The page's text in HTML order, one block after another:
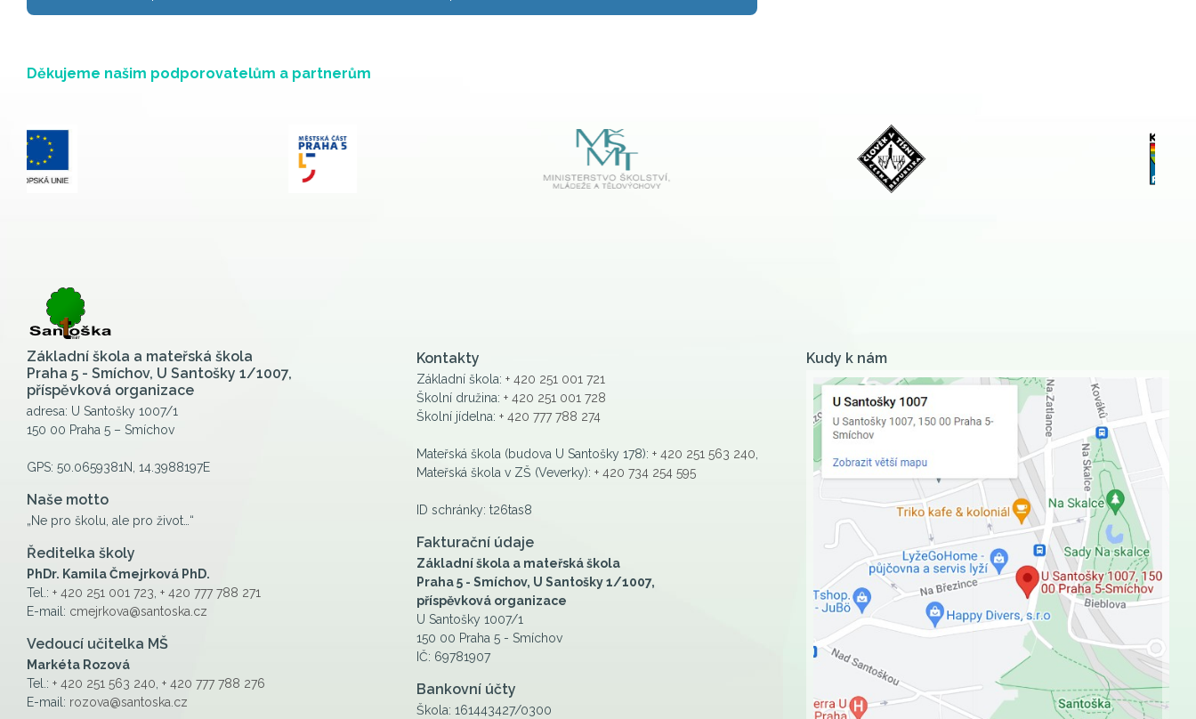
Děkujeme našim podporovatelům a partnerům
Základní škola a mateřská škola
Praha 5 - Smíchov, U Santošky 1/1007,
příspěvková organizace
adresa: U Santošky 1007/1
150 00 Praha 5 – Smíchov
GPS: 50.0659381N, 14.3988197E
Naše motto
„Ne pro školu, ale pro život…“
Ředitelka školy
PhDr. Kamila Čmejrková PhD.
Tel.: + 420 251 001 723 + 420 777 788 271
E-mail: cmejrkova@santoska.cz
Vedoucí učitelka MŠ
Markéta Rozová
Tel.: + 420 251 563 240 + 420 777 788 276
E-mail: rozova@santoska.cz
Kontakty
Základní škola: + 420 251 001 721
Školní družina: + 420 251 001 728
Školní jídelna: + 420 777 788 274
Mateřská škola (budova U Santošky 178): + 420 251 563 240
Mateřská škola v ZŠ (Veverky): + 420 734 254 595
ID schránky: t26tas8
Fakturační údaje
Základní škola a mateřská škola
Praha 5 - Smíchov, U Santošky 1/1007,
příspěvková organizace
U Santošky 1007/1
150 00 Praha 5 - Smíchov
IČ: 69781907
Bankovní účty
Škola: 161443427/0300
Kudy k nám